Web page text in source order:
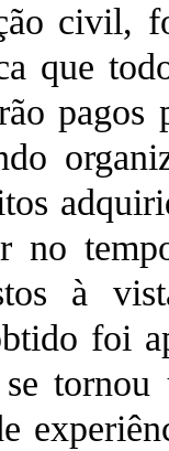
civil,
que
pagos
à
foi
tornou